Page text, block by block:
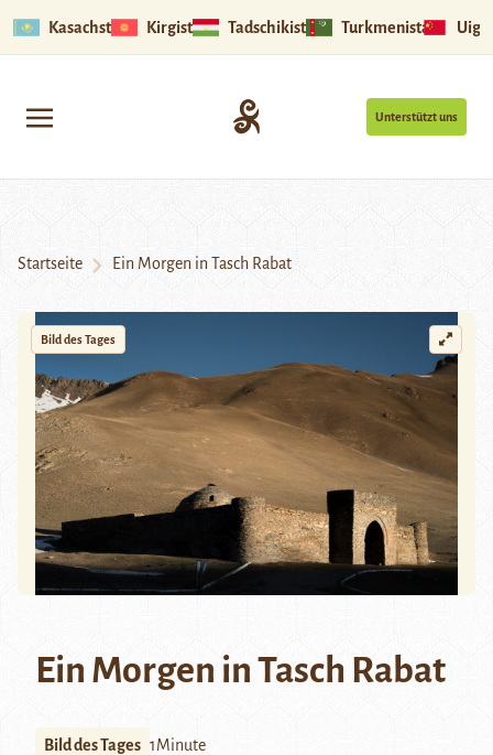
Kasachstan Kirgistan Tadschikistan Turkmenistan
Unterstützt uns
Startseite Ein Morgen in Tasch Rabat
Bild des Tages
Ein Morgen in Tasch Rabat
Bild des Tages 1Minute